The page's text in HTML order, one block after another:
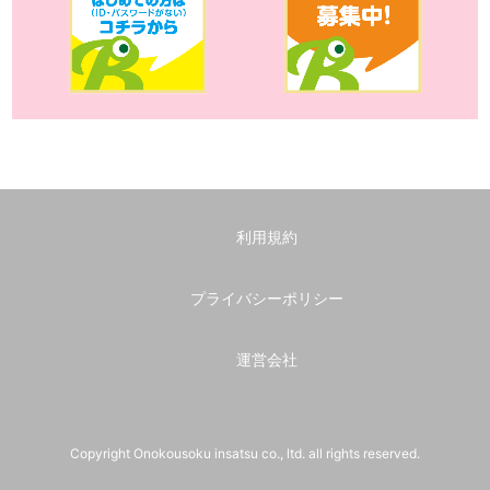
利用規約
プライバシーポリシー
運営会社
Copyright Onokousoku insatsu co., ltd. all rights reserved.